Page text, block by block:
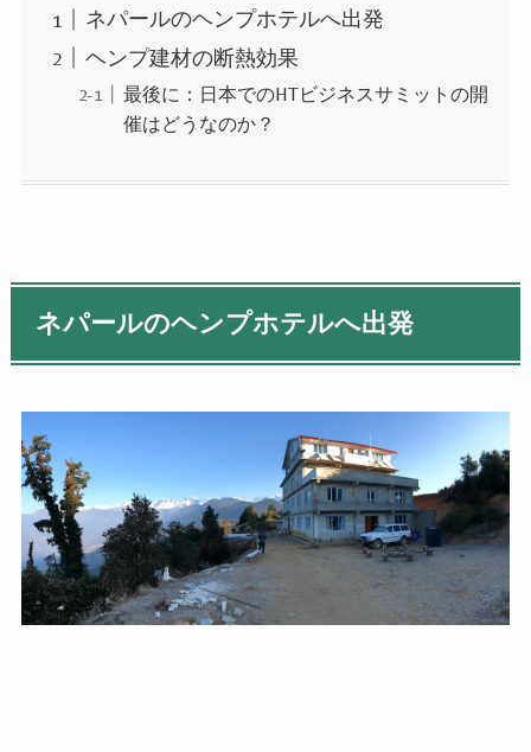
ネパールのヘンプホテルへ出発
ヘンプ建材の断熱効果
最後に：日本でのHTビジネスサミットの開
催はどうなのか？
ネパールのヘンプホテルへ出発